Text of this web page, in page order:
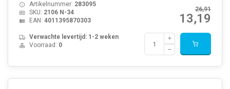
26,91
13,19
Artikelnummer: 283095
SKU: 2106 N-34
EAN: 4011395870303
Verwachte levertijd: 1-2 weken
Voorraad: 0